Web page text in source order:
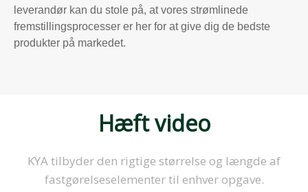
leverandør kan du stole på, at vores strømlinede
fremstillingsprocesser er her for at give dig de bedste
produkter på markedet.
Hæft video
KYA tilbyder den rigtige størrelse og længde af
fastgørelseselementer til enhver opgave.